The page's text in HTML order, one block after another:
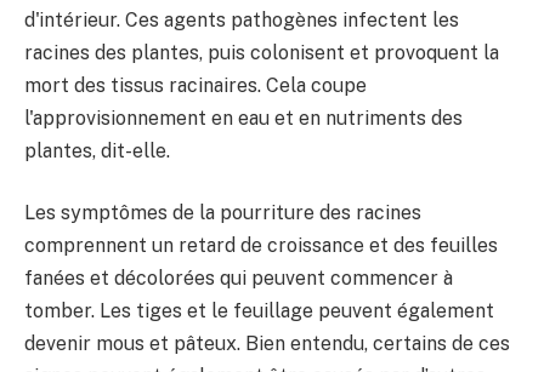
d'intérieur. Ces agents pathogènes infectent les
racines des plantes, puis colonisent et provoquent la
mort des tissus racinaires. Cela coupe
l'approvisionnement en eau et en nutriments des
plantes, dit-elle.
Les symptômes de la pourriture des racines
comprennent un retard de croissance et des feuilles
fanées et décolorées qui peuvent commencer à
tomber. Les tiges et le feuillage peuvent également
devenir mous et pâteux. Bien entendu, certains de ces